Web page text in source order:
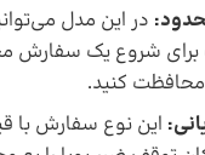
در این مدل
شروع یک سفارش
کنید.
این نوع سفارش با